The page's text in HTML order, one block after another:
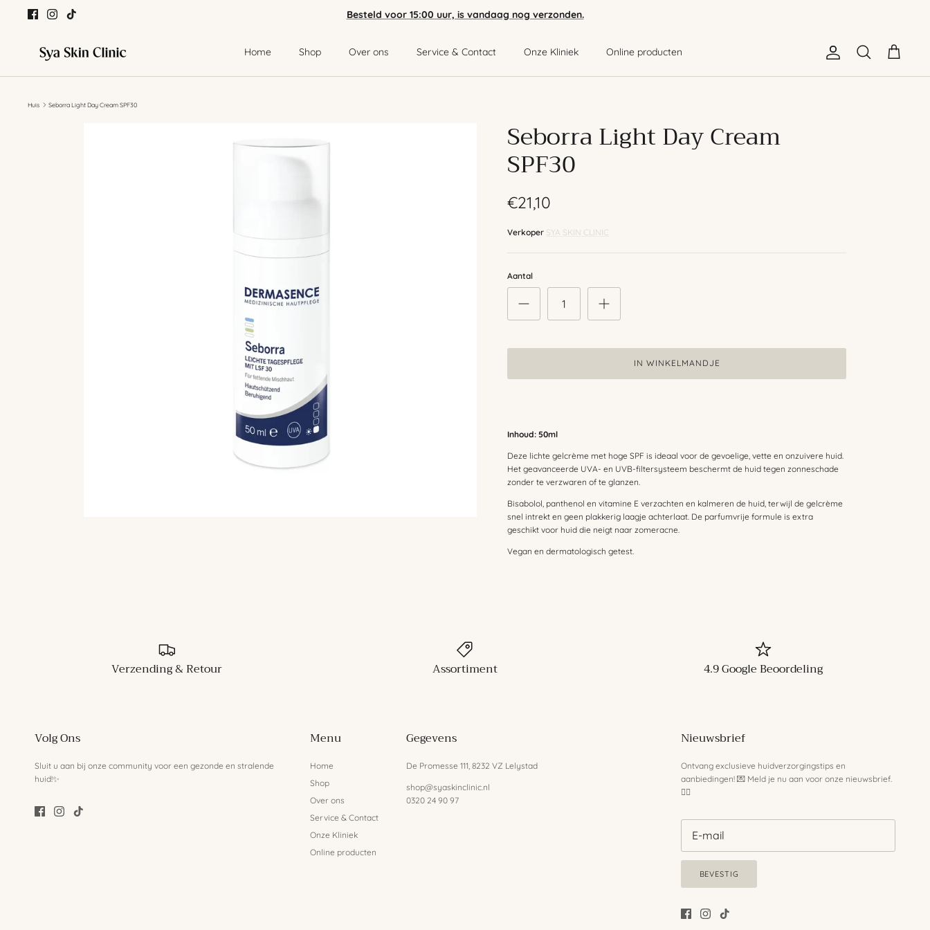
Besteld voor 15:00 uur, is vandaag nog verzonden.
Home Shop Over ons Service & Contact Onze Kliniek Online producten AccountZoeken Winkelwagen
Huis Seborra Light Day Cream SPF30
Seborra Light Day Cream
SPF30
€21,10
Verkoper SYA SKIN CLINIC
Aantal
IN WINKELMANDJE
Inhoud: 50ml
Deze lichte gelcrème met hoge SPF is ideaal voor de gevoelige, vette en onzuivere huid.
Het geavanceerde UVA- en UVB-filtersysteem beschermt de huid tegen zonneschade
zonder te verzwaren of te glanzen.
Bisabolol, panthenol en vitamine E verzachten en kalmeren de huid, terwijl de gelcrème
snel intrekt en geen plakkerig laagje achterlaat. De parfumvrije formule is extra
geschikt voor huid die neigt naar zomeracne.
Vegan en dermatologisch getest.
Verzending & Retour Assortiment 4.9 Google Beoordeling
Volg Ons
Sluit u aan bij onze community voor een gezonde en stralende
huid!✨
Menu
Home
Shop
Over ons
Service & Contact
Onze Kliniek
Online producten
Gegevens
De Promesse 111, 8232 VZ Lelystad
shop@syaskinclinic.nl
0320 24 90 97
Nieuwsbrief
Ontvang exclusieve huidverzorgingstips en
aanbiedingen! 💌 Meld je nu aan voor onze nieuwsbrief.
💆‍♀️
BEVESTIG